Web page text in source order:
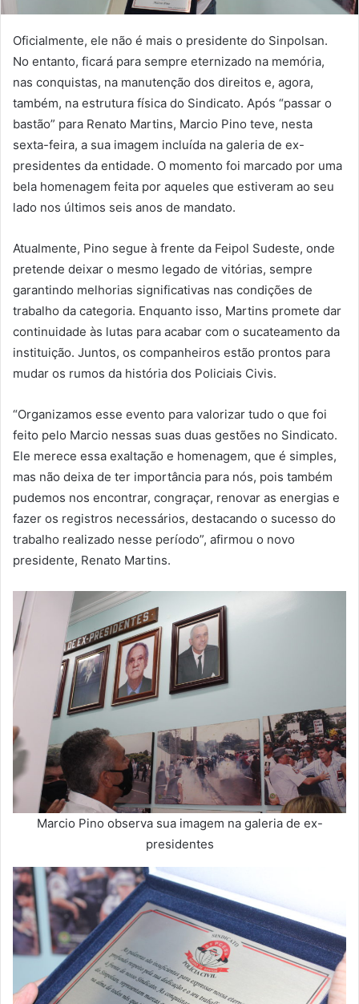
Oficialmente, ele não é mais o presidente do Sinpolsan.
No entanto, ficará para sempre eternizado na memória,
nas conquistas, na manutenção dos direitos e, agora,
também, na estrutura física do Sindicato. Após “passar o
bastão” para Renato Martins, Marcio Pino teve, nesta
sexta-feira, a sua imagem incluída na galeria de ex-
presidentes da entidade. O momento foi marcado por uma
bela homenagem feita por aqueles que estiveram ao seu
lado nos últimos seis anos de mandato.
Atualmente, Pino segue à frente da Feipol Sudeste, onde
pretende deixar o mesmo legado de vitórias, sempre
garantindo melhorias significativas nas condições de
trabalho da categoria. Enquanto isso, Martins promete dar
continuidade às lutas para acabar com o sucateamento da
instituição. Juntos, os companheiros estão prontos para
mudar os rumos da história dos Policiais Civis.
“Organizamos esse evento para valorizar tudo o que foi
feito pelo Marcio nessas suas duas gestões no Sindicato.
Ele merece essa exaltação e homenagem, que é simples,
mas não deixa de ter importância para nós, pois também
pudemos nos encontrar, congraçar, renovar as energias e
fazer os registros necessários, destacando o sucesso do
trabalho realizado nesse período”, afirmou o novo
presidente, Renato Martins.
Marcio Pino observa sua imagem na galeria de ex-
presidentes